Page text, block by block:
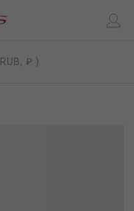
RU ( RUB, ₽ )